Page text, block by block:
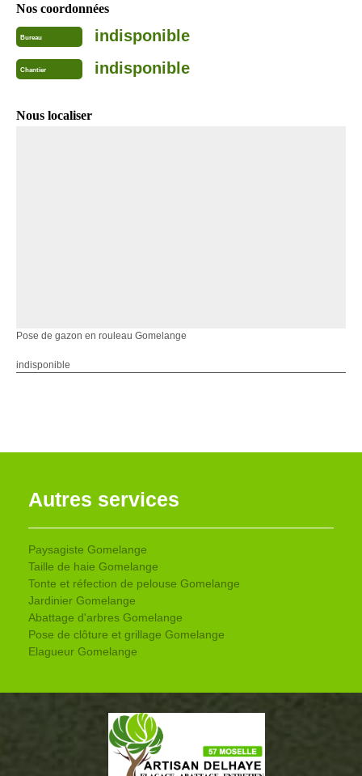
Nos coordonnées
Bureau indisponible
Chantier indisponible
Nous localiser
Pose de gazon en rouleau Gomelange
indisponible
Autres services
Paysagiste Gomelange
Taille de haie Gomelange
Tonte et réfection de pelouse Gomelange
Jardinier Gomelange
Abattage d'arbres Gomelange
Pose de clôture et grillage Gomelange
Elagueur Gomelange